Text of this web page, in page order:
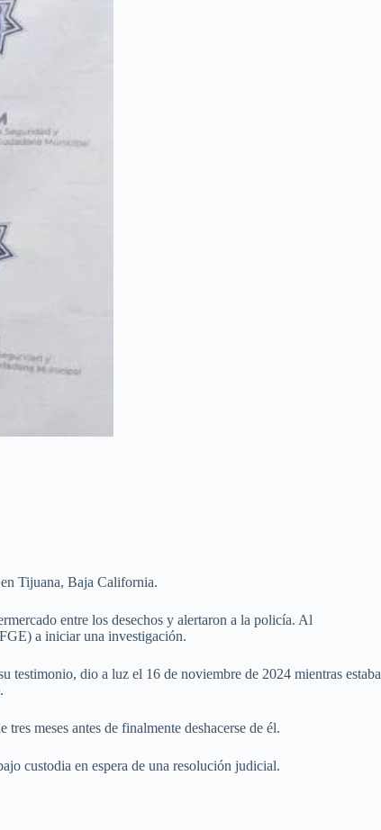
Tijuana, Baja California.
entre los desechos y alertaron a la policía. Al
a iniciar una investigación.
testimonio, dio a luz el 16 de noviembre de 2024 mientras estaba
meses antes de finalmente deshacerse de él.
custodia en espera de una resolución judicial.